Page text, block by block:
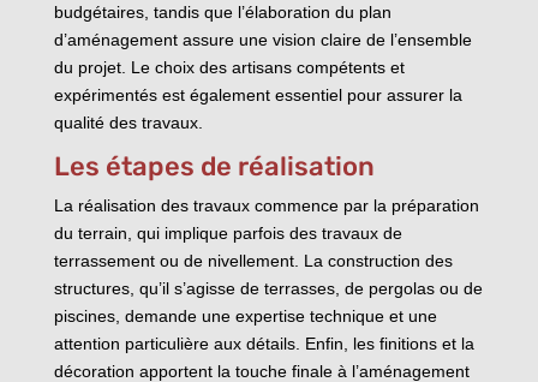
budgétaires, tandis que l’élaboration du plan
d’aménagement assure une vision claire de l’ensemble
du projet. Le choix des artisans compétents et
expérimentés est également essentiel pour assurer la
qualité des travaux.
Les étapes de réalisation
La réalisation des travaux commence par la préparation
du terrain, qui implique parfois des travaux de
terrassement ou de nivellement. La construction des
structures, qu’il s’agisse de terrasses, de pergolas ou de
piscines, demande une expertise technique et une
attention particulière aux détails. Enfin, les finitions et la
décoration apportent la touche finale à l’aménagement